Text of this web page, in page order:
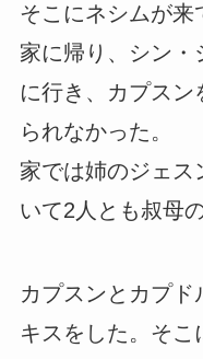
そこにネシムが来
家に帰り、シン・
に行き、カプス
られなかった。
家では姉のジェス
いて2人とも叔母
カプスンとカプド
キスをした。そこ